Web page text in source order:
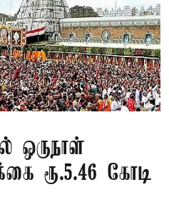
ஒருநாள்
ரூ.5.46 கோடி